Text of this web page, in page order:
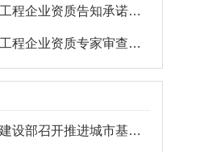
关于建设工程企业资质告知承诺申报情况的公示
关于建设工程企业资质专家审查意见的公示
住房城乡建设部召开推进城市基础设施生命线安全工程现场会